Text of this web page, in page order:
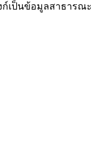
เป็นข้อมูลสาธารณ